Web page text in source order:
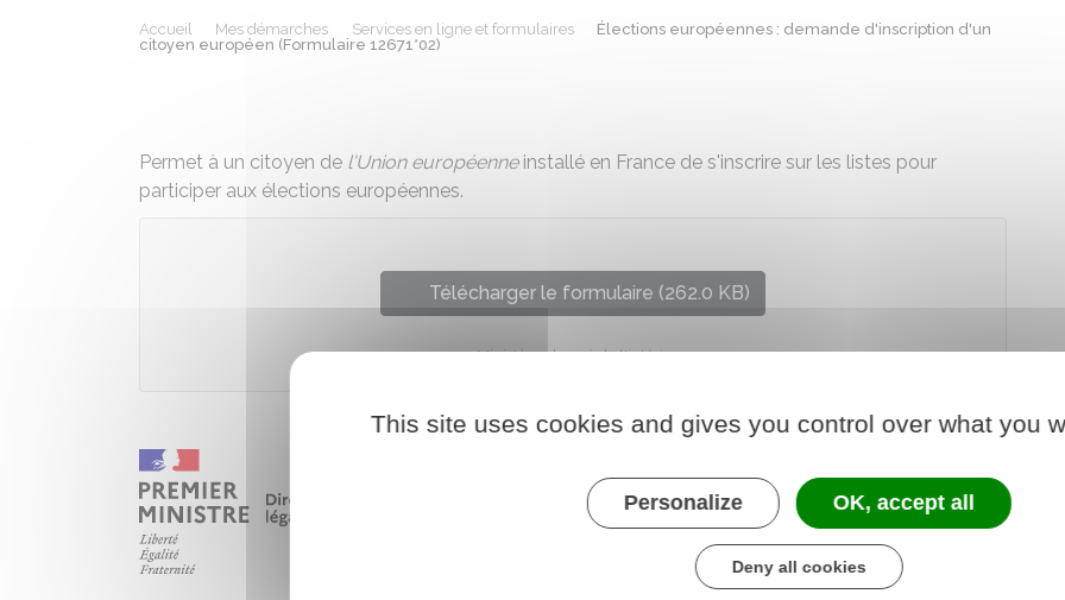
Accueil Mes démarches Services en ligne et formulaires
Élections européennes : demande d'inscription d'un
citoyen européen (Formulaire 12671*02)
Permet à un citoyen de l'Union européenneinstallé en France de s'inscrire sur les listes pour
participer aux élections européennes.
Télécharger le formulaire (262.0 KB)
Ministère chargé de l'intérieur
This site uses cookies and gives you control over what you
Personalize OK, accept all
Deny all cookies